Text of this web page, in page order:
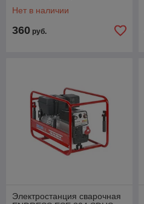
Нет в наличии
360 руб.
Электростанция сварочная